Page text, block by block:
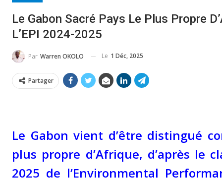
Le Gabon Sacré Pays Le Plus Propre
L’EPI 2024-2025
Par Warren OKOLO Le 1 Déc, 2025
Partager
Le Gabon vient d’être distingué
plus propre d’Afrique, d’après le
2025 de l’Environmental